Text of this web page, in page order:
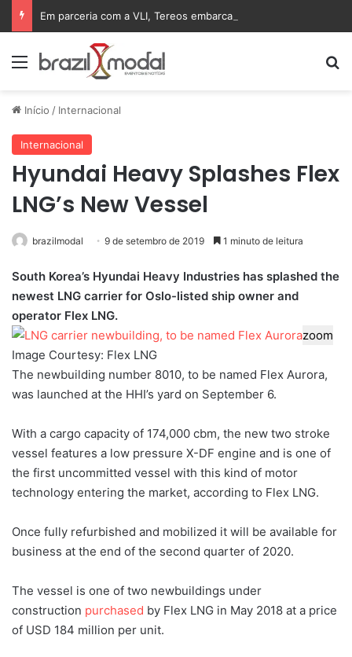
Menu
Início / Internacional
Internacional
Hyundai Heavy Splashes Flex
LNG’s New Vessel
brazilmodal 9 de setembro de 2019 1 minuto de leitura
South Korea’s Hyundai Heavy Industries has splashed the
newest LNG carrier for Oslo-listed ship owner and
operator Flex LNG.
zoom
Image Courtesy: Flex LNG
The newbuilding number 8010, to be named Flex Aurora,
was launched at the HHI’s yard on September 6.
With a cargo capacity of 174,000 cbm, the new two stroke
vessel features a low pressure X-DF engine and is one of
the first uncommitted vessel with this kind of motor
technology entering the market, according to Flex LNG.
Once fully refurbished and mobilized it will be available for
business at the end of the second quarter of 2020.
The vessel is one of two newbuildings under
construction purchased by Flex LNG in May 2018 at a price
of USD 184 million per unit.